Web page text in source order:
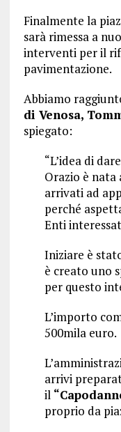
Finalmente la
sarà rimessa a
interventi per il
pavimentazione.
Abbiamo
di Venosa,
spiegato:
“L’idea di
Orazio è nata
arrivati ad
perché
Enti
Iniziare è
è creato uno
per questo
L’importo
500mila euro.
arrivi
il
proprio da